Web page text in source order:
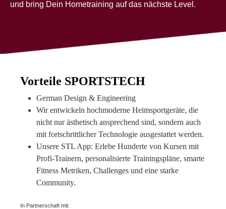
und bring Dein Hometraining auf das nächste Level.
Vorteile SPORTSTECH
German Design & Engineering
Wir entwickeln hochmoderne Heimsportgeräte, die
nicht nur ästhetisch ansprechend sind, sondern auch
mit fortschrittlicher Technologie ausgestattet werden.
Unsere STL App: Erlebe Hunderte von Kursen mit
Profi-Trainern, personalisierte Trainingspläne, smarte
Fitness Metriken, Challenges und eine starke
Community.
In Partnerschaft mit: